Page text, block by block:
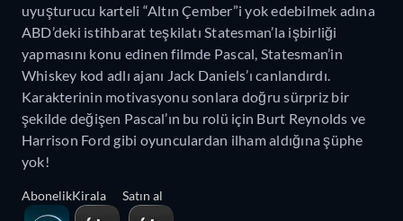
uyuşturucu karteli “Altın Çember”i yok edebilmek adına
ABD’deki istihbarat teşkilatı Statesman’la işbirliği
yapmasını konu edinen filmde Pascal, Statesman’in
Whiskey kod adlı ajanı Jack Daniels’ı canlandırdı.
Karakterinin motivasyonu sonlara doğru sürpriz bir
şekilde değişen Pascal’ın bu rolü için Burt Reynolds ve
Harrison Ford gibi oyunculardan ilham aldığına şüphe
yok!
AbonelikKirala Satın al